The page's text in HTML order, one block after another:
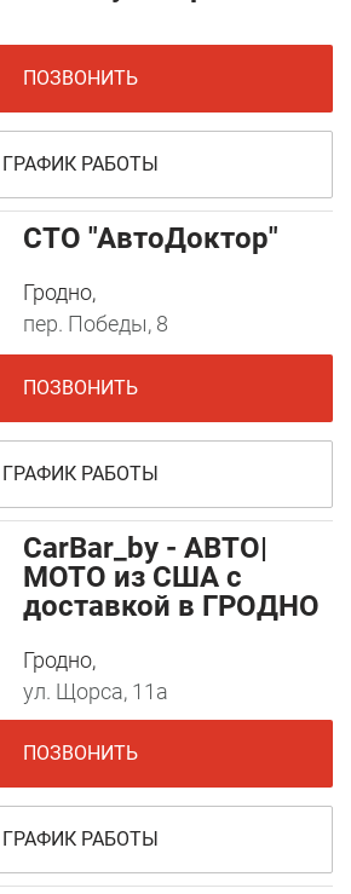
ПОЗВОНИТЬ
ГРАФИК РАБОТЫ
СТО "АвтоДоктор"
Гродно,
пер. Победы, 8
ПОЗВОНИТЬ
ГРАФИК РАБОТЫ
CarBar_by - АВТО|
МОТО из США с
доставкой в ГРОДНО
Гродно,
ул. Щорса, 11а
ПОЗВОНИТЬ
ГРАФИК РАБОТЫ